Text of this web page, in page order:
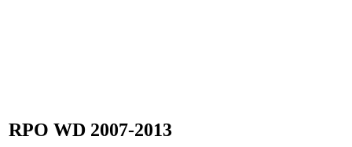
RPO WD 2007-2013